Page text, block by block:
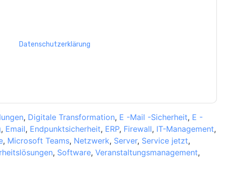
Datenschutzerklärung
, Digitale Transformation, E -Mail -Sicherheit, E -
, Email, Endpunktsicherheit, ERP, Firewall, IT-Management,
, Microsoft Teams, Netzwerk, Server, Service jetzt,
, Software, Veranstaltungsmanagement,